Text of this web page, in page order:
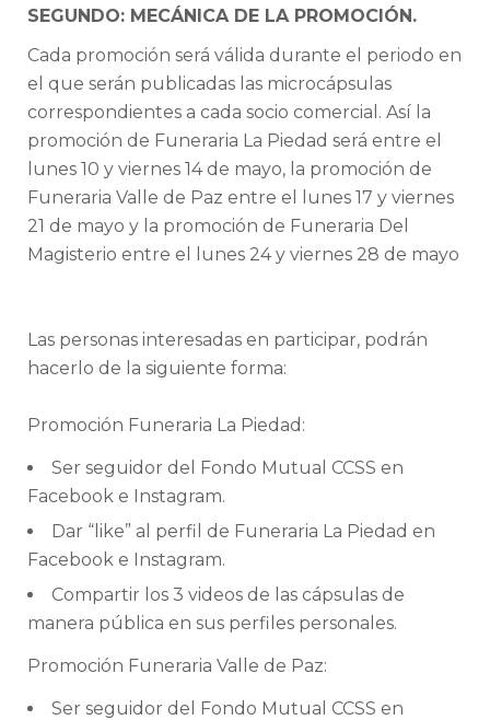
SEGUNDO: MECÁNICA DE LA PROMOCIÓN.
Cada promoción será válida durante el periodo en
el que serán publicadas las microcápsulas
correspondientes a cada socio comercial. Así la
promoción de Funeraria La Piedad será entre el
lunes 10 y viernes 14 de mayo, la promoción de
Funeraria Valle de Paz entre el lunes 17 y viernes
21 de mayo y la promoción de Funeraria Del
Magisterio entre el lunes 24 y viernes 28 de mayo
Las personas interesadas en participar, podrán
hacerlo de la siguiente forma:
Promoción Funeraria La Piedad:
Ser seguidor del Fondo Mutual CCSS en
Facebook e Instagram.
Dar “like” al perfil de Funeraria La Piedad en
Facebook e Instagram.
Compartir los 3 videos de las cápsulas de
manera pública en sus perfiles personales.
Promoción Funeraria Valle de Paz:
Ser seguidor del Fondo Mutual CCSS en